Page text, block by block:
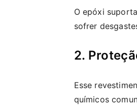
O epóxi
sofrer
2.
Esse
químicos